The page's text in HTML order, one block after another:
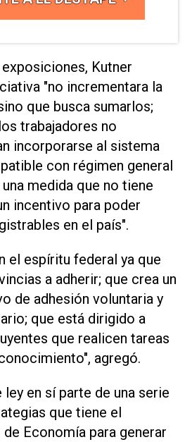
Kutner
"no incrementara la
que busca sumarlos;
trabajadores no
incorporarse al sistema
con régimen general
medida que no tiene
incentivo para poder
en el país".
el espíritu federal ya que
a adherir; que crea un
de adhesión voluntaria y
que está dirigido a
que realicen tareas
agregó.
en sí parte de una serie
que tiene el
Economía para generar